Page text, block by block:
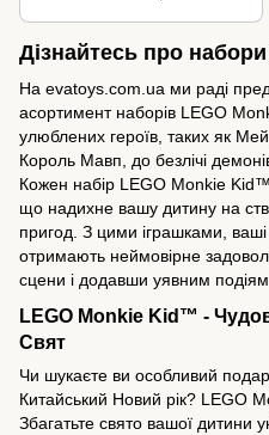
Дізнайтесь про
На evatoys.com.ua ми раді
асортимент наборів LEGO
улюблених героїв, таких як
Король Мавп, до безлічі
Кожен набір LEGO Monkie Kid™
що надихне вашу дитину на
пригод. З цими іграшками,
отримають неймовірне
сцени і додавши уявним подіям
LEGO Monkie Kid™ -
Свят
Чи шукаєте ви особливий
Китайський Новий рік? LEGO
Збагатьте свято вашої дитини